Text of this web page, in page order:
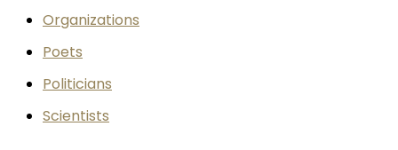
Organizations
Poets
Politicians
Scientists